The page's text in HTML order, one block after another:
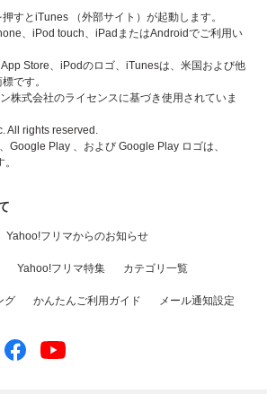
すとiTunes （外部サイト）が起動します。
、iPod touch、iPadまたはAndroidでご利用い
Store、iPodのロゴ、iTunesは、米国および他
です。
株式会社のライセンスに基づき使用されていま
All rights reserved.
Google Play 、および Google Play ロゴは、
Yahoo!フリマからのお知らせ
Yahoo!フリマ特集 カテゴリ一覧
グ かんたんご利用ガイド メール通知設定